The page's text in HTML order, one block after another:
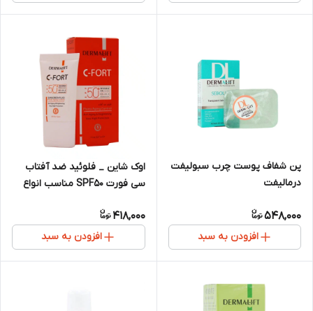
پن شفاف پوست چرب سبولیفت
درمالیفت
548,000
افزودن به سبد
اوک شاین _ فلوئید ضد آفتاب
سی فورت SPF50 مناسب انواع
418,000
افزودن به سبد